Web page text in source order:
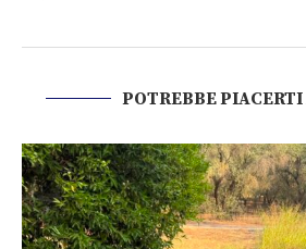
POTREBBE PIACERTI